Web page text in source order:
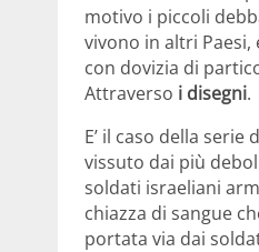
motivo i piccoli
vivono in altri
con dovizia di
Attraverso i disegni.
E’ il caso della
vissuto dai più
soldati israeliani
chiazza di sangue
portata via dai